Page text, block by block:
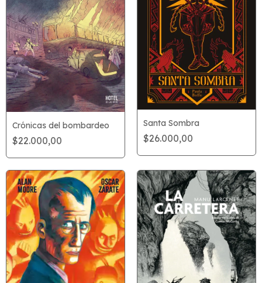
Crónicas del bombardeo
$22.000,00
Santa Sombra
$26.000,00